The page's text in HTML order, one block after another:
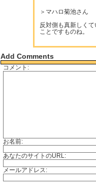
＞マハロ菊池さん
反対側も真新しく
ことですものね。
Add Comments
コメント:
お名前:
あなたのサイトのURL:
メールアドレス: